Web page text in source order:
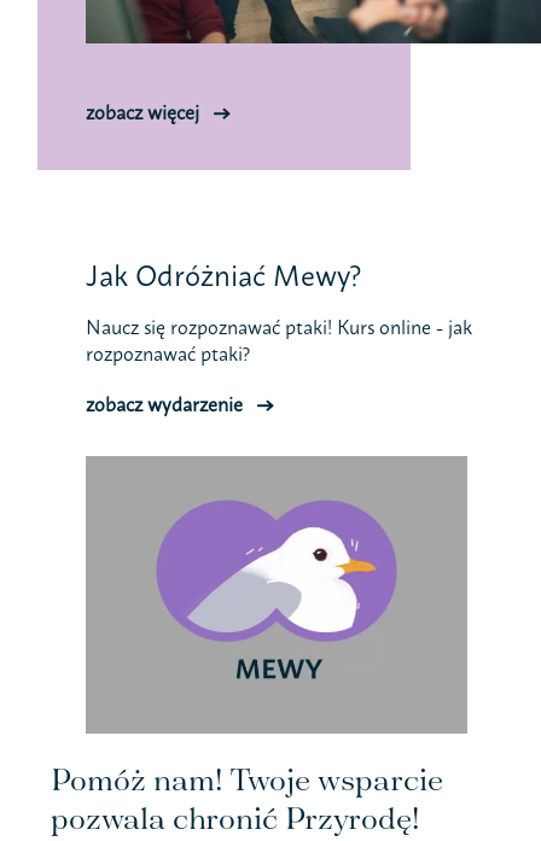
zobacz więcej
Jak Odróżniać Mewy?
Naucz się rozpoznawać ptaki! Kurs online - jak
rozpoznawać ptaki?
zobacz wydarzenie
Pomóż nam! Twoje wsparcie
pozwala chronić Przyrodę!